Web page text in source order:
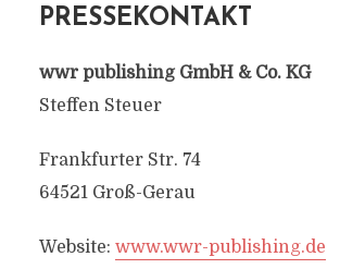
PRESSEKONTAKT
wwr publishing GmbH & Co. KG
Steffen Steuer
Frankfurter Str. 74
64521 Groß-Gerau
Website: www.wwr-publishing.de